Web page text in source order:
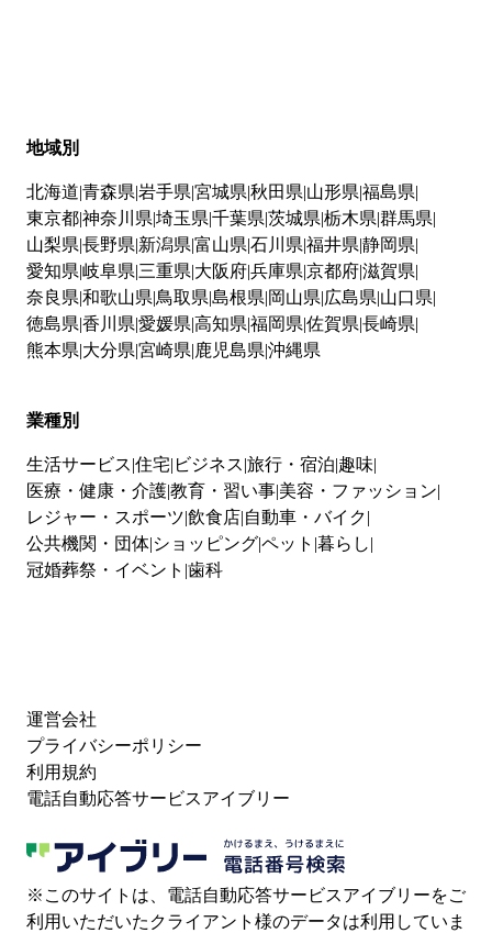
地域別
北海道 青森県 岩手県 宮城県 秋田県 山形県 福島県
東京都神奈川県 埼玉県 千葉県 茨城県 栃木県 群馬県
山梨県 長野県 新潟県 富山県 石川県 福井県 静岡県
愛知県 岐阜県 三重県 大阪府兵庫県 京都府滋賀県
奈良県 和歌山県 鳥取県 島根県 岡山県 広島県 山口県
徳島県 香川県 愛媛県 高知県 福岡県 佐賀県 長崎県
熊本県 大分県 宮崎県 鹿児島県 沖縄県
業種別
生活サービス 住宅 ビジネス 旅行・宿泊 趣味
医療・健康・介護教育・習い事 美容・ファッション
レジャー・スポーツ 飲食店 自動車・バイク
公共機関・団体 ショッピングペット 暮らし
冠婚葬祭・イベント 歯科
運営会社
プライバシーポリシー
利用規約
電話自動応答サービスアイブリー
※このサイトは、電話自動応答サービスアイブリーをご
利用いただいたクライアント様のデータは利用していま